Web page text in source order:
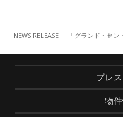
NEWS RELEASE
プレ
物